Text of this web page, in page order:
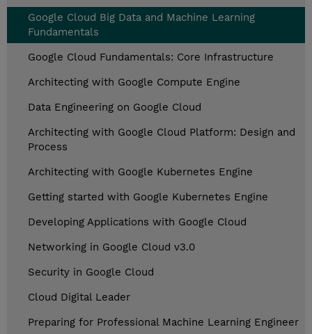
Google Cloud Big Data and Machine Learning
Fundamentals
Google Cloud Fundamentals: Core Infrastructure
Architecting with Google Compute Engine
Data Engineering on Google Cloud
Architecting with Google Cloud Platform: Design and
Process
Architecting with Google Kubernetes Engine
Getting started with Google Kubernetes Engine
Developing Applications with Google Cloud
Networking in Google Cloud v3.0
Security in Google Cloud
Cloud Digital Leader
Preparing for Professional Machine Learning Engineer